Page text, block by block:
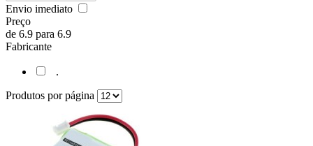
Envio imediato
Preço
de 6.9 para 6.9
Fabricante
.
Produtos por página